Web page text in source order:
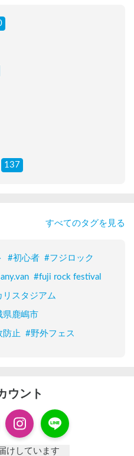
137
すべてのタグを見る
#初心者 #フジロック
#fuji rock festival
リスタジアム
県鹿嶋市
防止 #野外フェス
ウント
けしています